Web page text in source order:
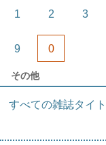
1 2 3
9 0
その他
すべての雑誌タイ